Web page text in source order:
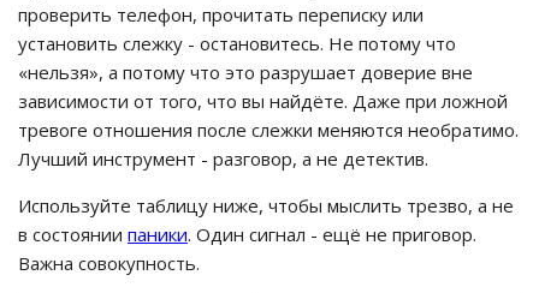
проверить телефон, прочитать переписку или
установить слежку - остановитесь. Не потому что
«нельзя», а потому что это разрушает доверие вне
зависимости от того, что вы найдёте. Даже при ложной
тревоге отношения после слежки меняются необратимо.
Лучший инструмент - разговор, а не детектив.
Используйте таблицу ниже, чтобы мыслить трезво, а не
в состоянии паники. Один сигнал - ещё не приговор.
Важна совокупность.